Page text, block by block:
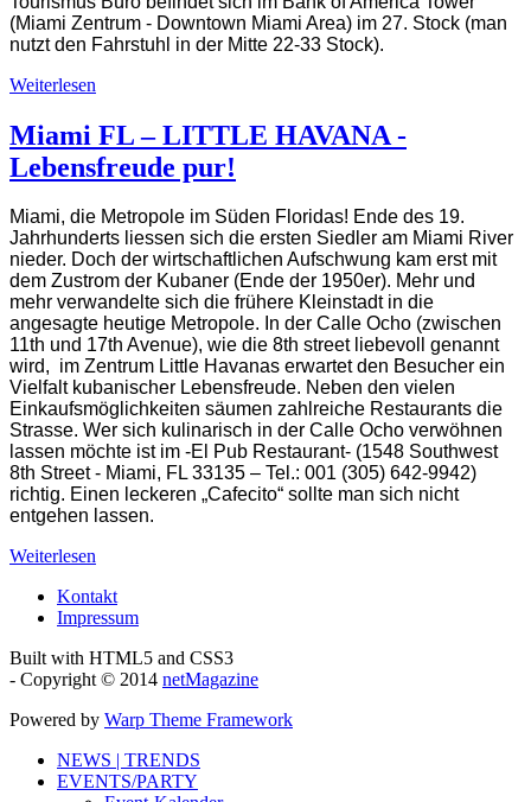
(Miami Zentrum - Downtown Miami Area) im 27. Stock (man
nutzt den Fahrstuhl in der Mitte 22-33 Stock).
Weiterlesen
Miami FL – LITTLE HAVANA -
Lebensfreude pur!
Miami, die Metropole im Süden Floridas! Ende des 19.
Jahrhunderts liessen sich die ersten Siedler am Miami River
nieder. Doch der wirtschaftlichen Aufschwung kam erst mit
dem Zustrom der Kubaner (Ende der 1950er). Mehr und
mehr verwandelte sich die frühere Kleinstadt in die
angesagte heutige Metropole. In der Calle Ocho (zwischen
11th und 17th Avenue), wie die 8th street liebevoll genannt
wird, im Zentrum Little Havanas erwartet den Besucher ein
Vielfalt kubanischer Lebensfreude. Neben den vielen
Einkaufsmöglichkeiten säumen zahlreiche Restaurants die
Strasse. Wer sich kulinarisch in der Calle Ocho verwöhnen
lassen möchte ist im -El Pub Restaurant- (1548 Southwest
8th Street - Miami, FL 33135 – Tel.: 001 (305) 642-9942)
richtig. Einen leckeren „Cafecito“ sollte man sich nicht
entgehen lassen.
Weiterlesen
Kontakt
Impressum
Built with HTML5 and CSS3
- Copyright © 2014 netMagazine
Powered by Warp Theme Framework
NEWS | TRENDS
EVENTS/PARTY